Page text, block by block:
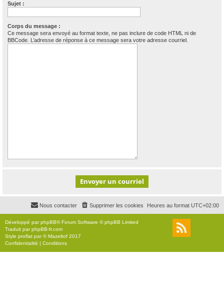
Sujet :
Corps du message :
Ce message sera envoyé au format texte, ne pas inclure de code HTML ni de
BBCode. L’adresse de réponse à ce message sera votre adresse courriel.
Heures au format UTC+02:00
Supprimer les cookies
Nous contacter
Développé parphpBB® Forum Software © phpBB Limited
Traduit parphpBB-fr.com
Style proflat par ©Mazeltof 2017
Confidentialité | Conditions